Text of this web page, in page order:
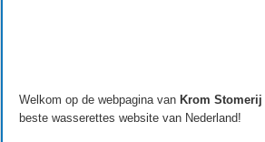
Welkom op de webpagina van Krom Stomerij
beste wasserettes website van Nederland!